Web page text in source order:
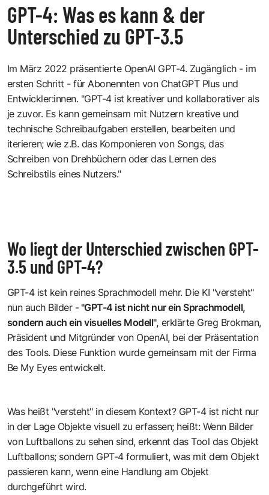
GPT-4: Was es kann & der
Unterschied zu GPT-3.5
Im März 2022 präsentierteOpenAI GPT-4. Zugänglich - im
ersten Schritt - für Abonennten von ChatGPT Plus und
Entwickler:innen. "GPT-4 ist kreativer und kollaborativer als
je zuvor. Es kann gemeinsam mit Nutzern kreative und
technische Schreibaufgaben erstellen, bearbeiten und
iterieren; wie z.B. das Komponieren von Songs, das
Schreiben von Drehbüchern oder das Lernen des
Schreibstils eines Nutzers."
Wo liegt der Unterschied zwischen GPT-
3.5 und GPT-4?
GPT-4 ist kein reines Sprachmodell mehr. Die KI "versteht"
nun auch Bilder -"GPT-4 ist nicht nur ein Sprachmodell,
sondern auch ein visuelles Modell", erklärte Greg Brokman,
Präsident und Mitgründer von OpenAI, bei der Präsentation
des Tools. Diese Funktion wurde gemeinsam mit der Firma
Be My Eyes entwickelt.
Was heißt "versteht" in diesem Kontext? GPT-4 ist nicht nur
in der Lage Objekte visuell zu erfassen; heißt: Wenn Bilder
von Luftballons zu sehen sind, erkennt das Tool das Objekt
Luftballons; sondern GPT-4 formuliert, was mit dem Objekt
passieren kann, wenn eine Handlung am Objekt
durchgeführt wird.